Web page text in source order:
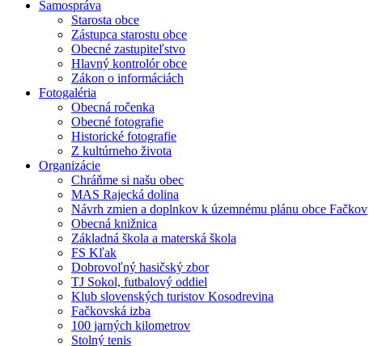
Samospráva
Starosta obce
Zástupca starostu obce
Obecné zastupiteľstvo
Hlavný kontrolór obce
Zákon o informáciách
Fotogaléria
Obecná ročenka
Obecné fotografie
Historické fotografie
Z kultúrneho života
Organizácie
Chráňme si našu obec
MAS Rajecká dolina
Návrh zmien a doplnkov k územnému plánu obce Fačkov
Obecná knižnica
Základná škola a materská škola
FS Kľak
Dobrovoľný hasičský zbor
TJ Sokol, futbalový oddiel
Klub slovenských turistov Kosodrevina
Fačkovská izba
100 jarných kilometrov
Stolný tenis